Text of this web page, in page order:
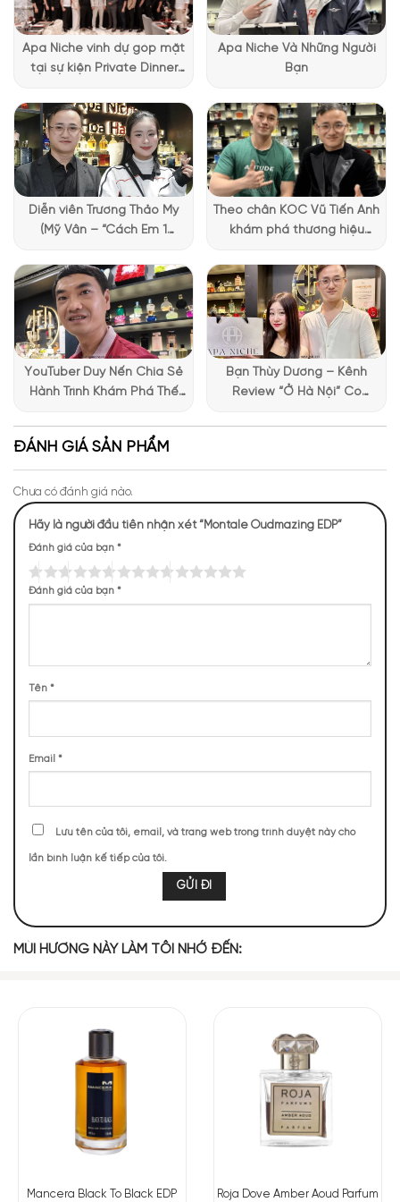
tên nước hoa và dung tích của nó. Phần nối giữa cổ chai và
nút xịt có điểm nhấn được xem là độc đáo ở thiết kế này. Một
chiếc móc treo khắc tên viết tắt của thương hiệu, nó được
xem như mối liên hệ giữa nước hoa và thế giới thời trang của
Mùi hương Montale Oudmazing EDP ngọt ngào, lôi
cuốn
NHỮNG NOTE HƯƠNG THEO CẢM NHẬN
Trầm Hương Quả Sung
MIDDLE NOTES
Hoắc Hương
Quả Nho Xạ Hương
khiến người ta phải thốt lên “Oudmazing”, thì đó tất nhiên sẽ
Apa Niche vinh dự góp mặt
tại sự kiện Private Dinner
Vietnam
Apa Niche Và Những Người
Bạn
Diễn viên Trương Thảo My
(Mỹ Vân – “Cách Em 1
chia sẻ trải nghiệm chọn
nước hoa đầy thú vị
Theo chân KOC Vũ Tiến Anh
khám phá thương hiệu
YouTuber Duy Nến Chia Sẻ
Hành Trình Khám Phá Thế
Bạn Thùy Dương – Kênh
Review “Ở Hà Nội” Có
ĐÁNH GIÁ SẢN PHẨM
Chưa có đánh giá nào.
Hãy là người đầu tiên nhận xét “Montale Oudmazing EDP”
Đánh giá của bạn *
Đánh giá của bạn *
Tên *
Email *
Lưu tên của tôi, email, và trang web trong trình duyệt này cho
lần bình luận kế tiếp của tôi.
MÙI HƯƠNG NÀY LÀM TÔI NHỚ ĐẾN:
Mancera Black To Black EDP Roja Dove Amber Aoud Parfum